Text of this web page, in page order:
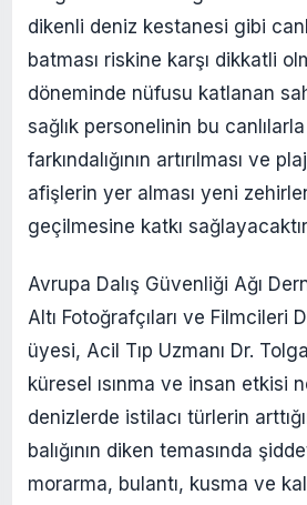
dikenli deniz kestanesi gibi
batması riskine karşı dikkatli
döneminde nüfusu katlanan
sağlık personelinin bu
farkındalığının artırılması ve
afişlerin yer alması yeni
geçilmesine katkı
Avrupa Dalış Güvenliği Ağı
Altı Fotoğrafçıları ve Filmcileri
üyesi, Acil Tıp Uzmanı Dr.
küresel ısınma ve insan etkisi
denizlerde istilacı türlerin
balığının diken temasında
morarma, bulantı, kusma ve